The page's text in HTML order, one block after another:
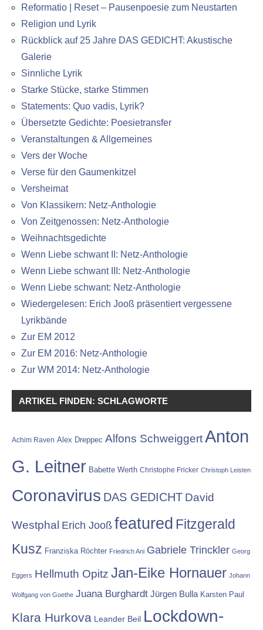
Reformatio | Reset – Pausenpoesie zum Neustarten
Religion und Lyrik
Rückblick auf 25 Jahre DAS GEDICHT: Akustische
Galerie
Sinnliche Lyrik
Starke Stücke, starke Stimmen
Statements: Quo vadis, Lyrik?
Übersetzte Gedichte: Poesietransfer
Veranstaltungen & Allgemeines
Vers der Woche
Verse für den Gaumenkitzel
Versheimat
Von Klassikern: Netz-Anthologie
Von Zeitgenossen: Netz-Anthologie
Weihnachtsgedichte
Wenn Liebe schwant II: Netz-Anthologie
Wenn Liebe schwant III: Netz-Anthologie
Wenn Liebe schwant: Netz-Anthologie
Wiedergelesen: Erich Jooß präsentiert vergessene
Lyrikbände
Zur EM 2012
Zur EM 2016: Netz-Anthologie
Zur WM 2014: Netz-Anthologie
ARTIKEL FINDEN: SCHLAGWORTE
Achim Raven Alex Dreppec Alfons SchweiggertAnton
G. Leitner Babette Werth Christophe Fricker Christoph Leisten
Coronavirus DAS GEDICHT David
Westphal Erich Jooß featured Fitzgerald
Kusz Franziska Röchter Friedrich Ani Gabriele Trinckler Georg
Eggers Hellmuth Opitz Jan-Eike Hornauer Johann
Wolfgang von Goethe Juana Burghardt Jürgen Bulla Karsten Paul
Klara Hurkova Leander Beil Lockdown-